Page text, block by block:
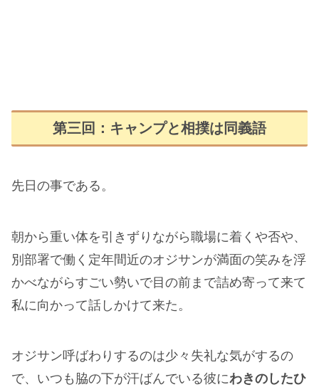
第三回：キャンプと相撲は同義語
先日の事である。
朝から重い体を引きずりながら職場に着くや否や、
別部署で働く定年間近のオジサンが満面の笑みを浮
かべながらすごい勢いで目の前まで詰め寄って来て
私に向かって話しかけて来た。
オジサン呼ばわりするのは少々失礼な気がするの
で、いつも脇の下が汗ばんでいる彼にわきのしたひ